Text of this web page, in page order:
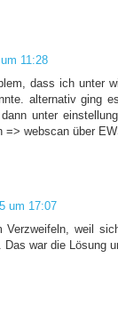
11:28
dass ich unter
alternativ ging
unter
=> webscan über
um 17:07
Verzweifeln, weil
war die Lösung